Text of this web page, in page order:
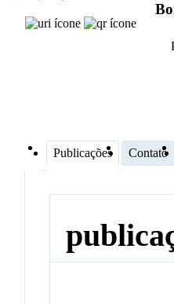
Publicações Contato